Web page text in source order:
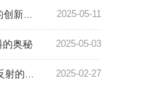
2025-05-11
应用
2025-05-03
的奥秘
2025-02-27
技术